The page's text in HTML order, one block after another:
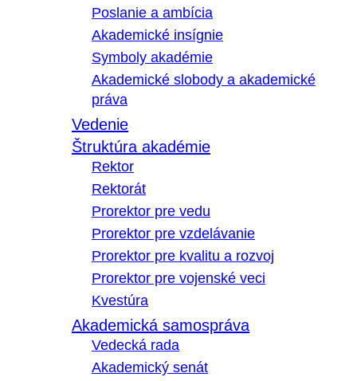
Poslanie a ambícia
Akademické insígnie
Symboly akadémie
Akademické slobody a akademické
práva
Vedenie
Štruktúra akadémie
Rektor
Rektorát
Prorektor pre vedu
Prorektor pre vzdelávanie
Prorektor pre kvalitu a rozvoj
Prorektor pre vojenské veci
Kvestúra
Akademická samospráva
Vedecká rada
Akademický senát